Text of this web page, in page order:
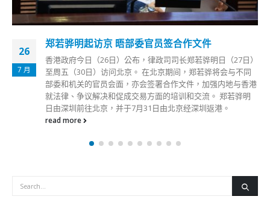
26
7 月
郑若骅明起访京 晤部委官员签合作文件
香港政府今日（26日）公布，律政司司长郑若骅明日（27日）
至周五（30日）访问北京。 在北京期间，郑若骅将会与不同
部委和机关的官员会面，亦会签署合作文件，加强内地与香港
就法律、争议解决和促成交易方面的培训和交流。 郑若骅明
日由深圳前往北京，并于7月31日由北京经深圳返港。
read more